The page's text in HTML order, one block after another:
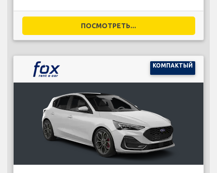
ПОСМОТРЕТЬ...
КОМПАКТЫЙ